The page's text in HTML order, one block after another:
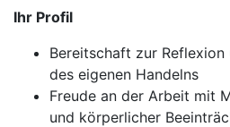
Ihr Profil
Bereitschaft zur
des eigenen Handelns
Freude an der Arbeit mit
und körperlicher